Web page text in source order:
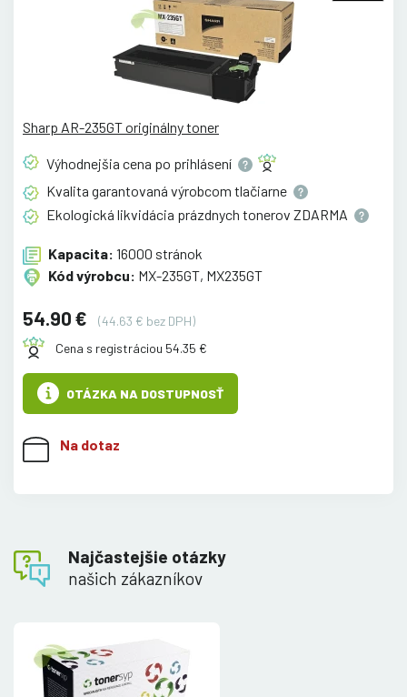
Sharp AR-235GT originálny toner
Výhodnejšia cena po prihlásení
Kvalita garantovaná výrobcom tlačiarne
Ekologická likvidácia prázdnych tonerov ZDARMA
Kapacita: 16000 stránok
Kód výrobcu: MX-235GT, MX235GT
54.90 €
(44.63 € bez DPH)
Cena s registráciou 54.35 €
OTÁZKA NA DOSTUPNOSŤ
Na dotaz
Najčastejšie otázky
našich zákazníkov